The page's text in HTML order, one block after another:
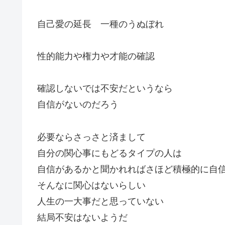
自己愛の延長 一種のうぬぼれ
性的能力や権力や才能の確認
確認しないでは不安だというなら
自信がないのだろう
必要ならさっさと済まして
自分の関心事にもどるタイプの人は
自信があるかと聞かれればさほど積極的に自
そんなに関心はないらしい
人生の一大事だと思っていない
結局不安はないようだ